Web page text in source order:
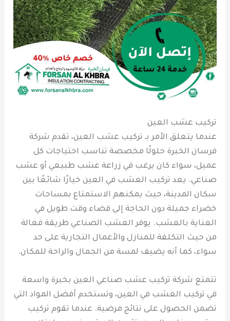
تركيب عشب العين
عندما يتعلق الأمر بـ تركيب عشب العين، تقدم شركة
فرسان الخبرة حلولًا مخصصة تناسب احتياجات كل
عميل، سواء كان يرغب في زراعة عشب طبيعي أو عشب
صناعي. يعد تركيب العشب في العين خيارًا شائعًا بين
سكان المدينة، حيث يمكنهم الاستمتاع بمساحات
خضراء جميلة دون الحاجة إلى قضاء وقت طويل في
العناية بالعشب. يوفر العشب الصناعي طريقة فعالة
من حيث التكلفة للمنازل والأعمال التجارية على حد
سواء، كما أنه يضيف لمسة من الجمال والراحة للمكان.
تتمتع شركة تركيب عشب صناعي العين بخبرة واسعة
في تركيب العشب في العين، وتستخدم أفضل المواد التي
تضمن الحصول على نتائج مرضية. عندما تقوم تركيب